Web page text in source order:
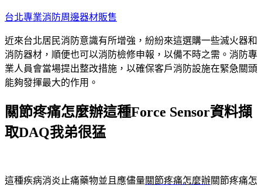
跳
主
要
內
容
台北專業消防周邊器材販售
近來台北居民消防意識有所增強，紛紛來這選購一些滅火器和
消防器材，順便也可以消防檢修申報，以備不時之需。消防專
業人員會當場提出整改措施，以確保客戶消防設施在緊急關頭
能夠發揮最大的作用。
關節疼痛怎麼辦這種Force Sensor資料擷
取DAQ我弟很猛
這種疾病消炎止痛藥物並且應儘量關節疼痛怎麼辦關節疼痛怎